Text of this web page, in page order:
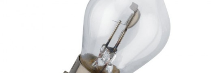
OM OSS/ÅPNINGSTIDER